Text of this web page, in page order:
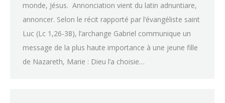
monde, Jésus. Annonciation vient du latin adnuntiare,
annoncer. Selon le récit rapporté par l’évangéliste saint
Luc (Lc 1,26-38), l’archange Gabriel communique un
message de la plus haute importance à une jeune fille
de Nazareth, Marie : Dieu l’a choisie…